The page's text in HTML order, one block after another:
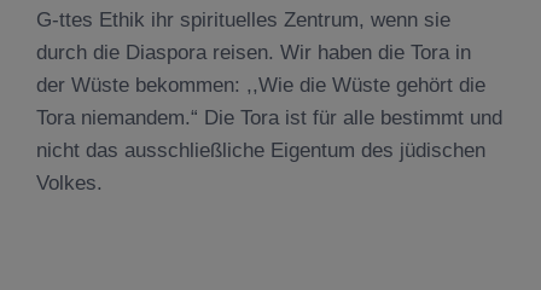
G-ttes Ethik ihr spirituelles Zentrum, wenn sie
durch die Diaspora reisen. Wir haben die Tora in
der Wüste bekommen: ,,Wie die Wüste gehört die
Tora niemandem.“ Die Tora ist für alle bestimmt und
nicht das ausschließliche Eigentum des jüdischen
Volkes.